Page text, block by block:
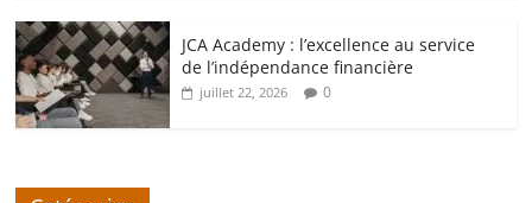
JCA Academy : l’excellence au service
de l’indépendance financière
juillet 22, 2026 0